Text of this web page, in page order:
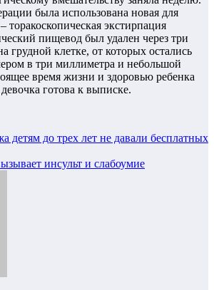
была использована новая для
торакоскопическая экстирпация
пищевод был удален через три
грудной клетке, от которых остались
в три миллиметра и небольшой
время жизни и здоровью ребенка
готова к выписке.
детям до трех лет не давали бесплатных
инсульт и слабоумие